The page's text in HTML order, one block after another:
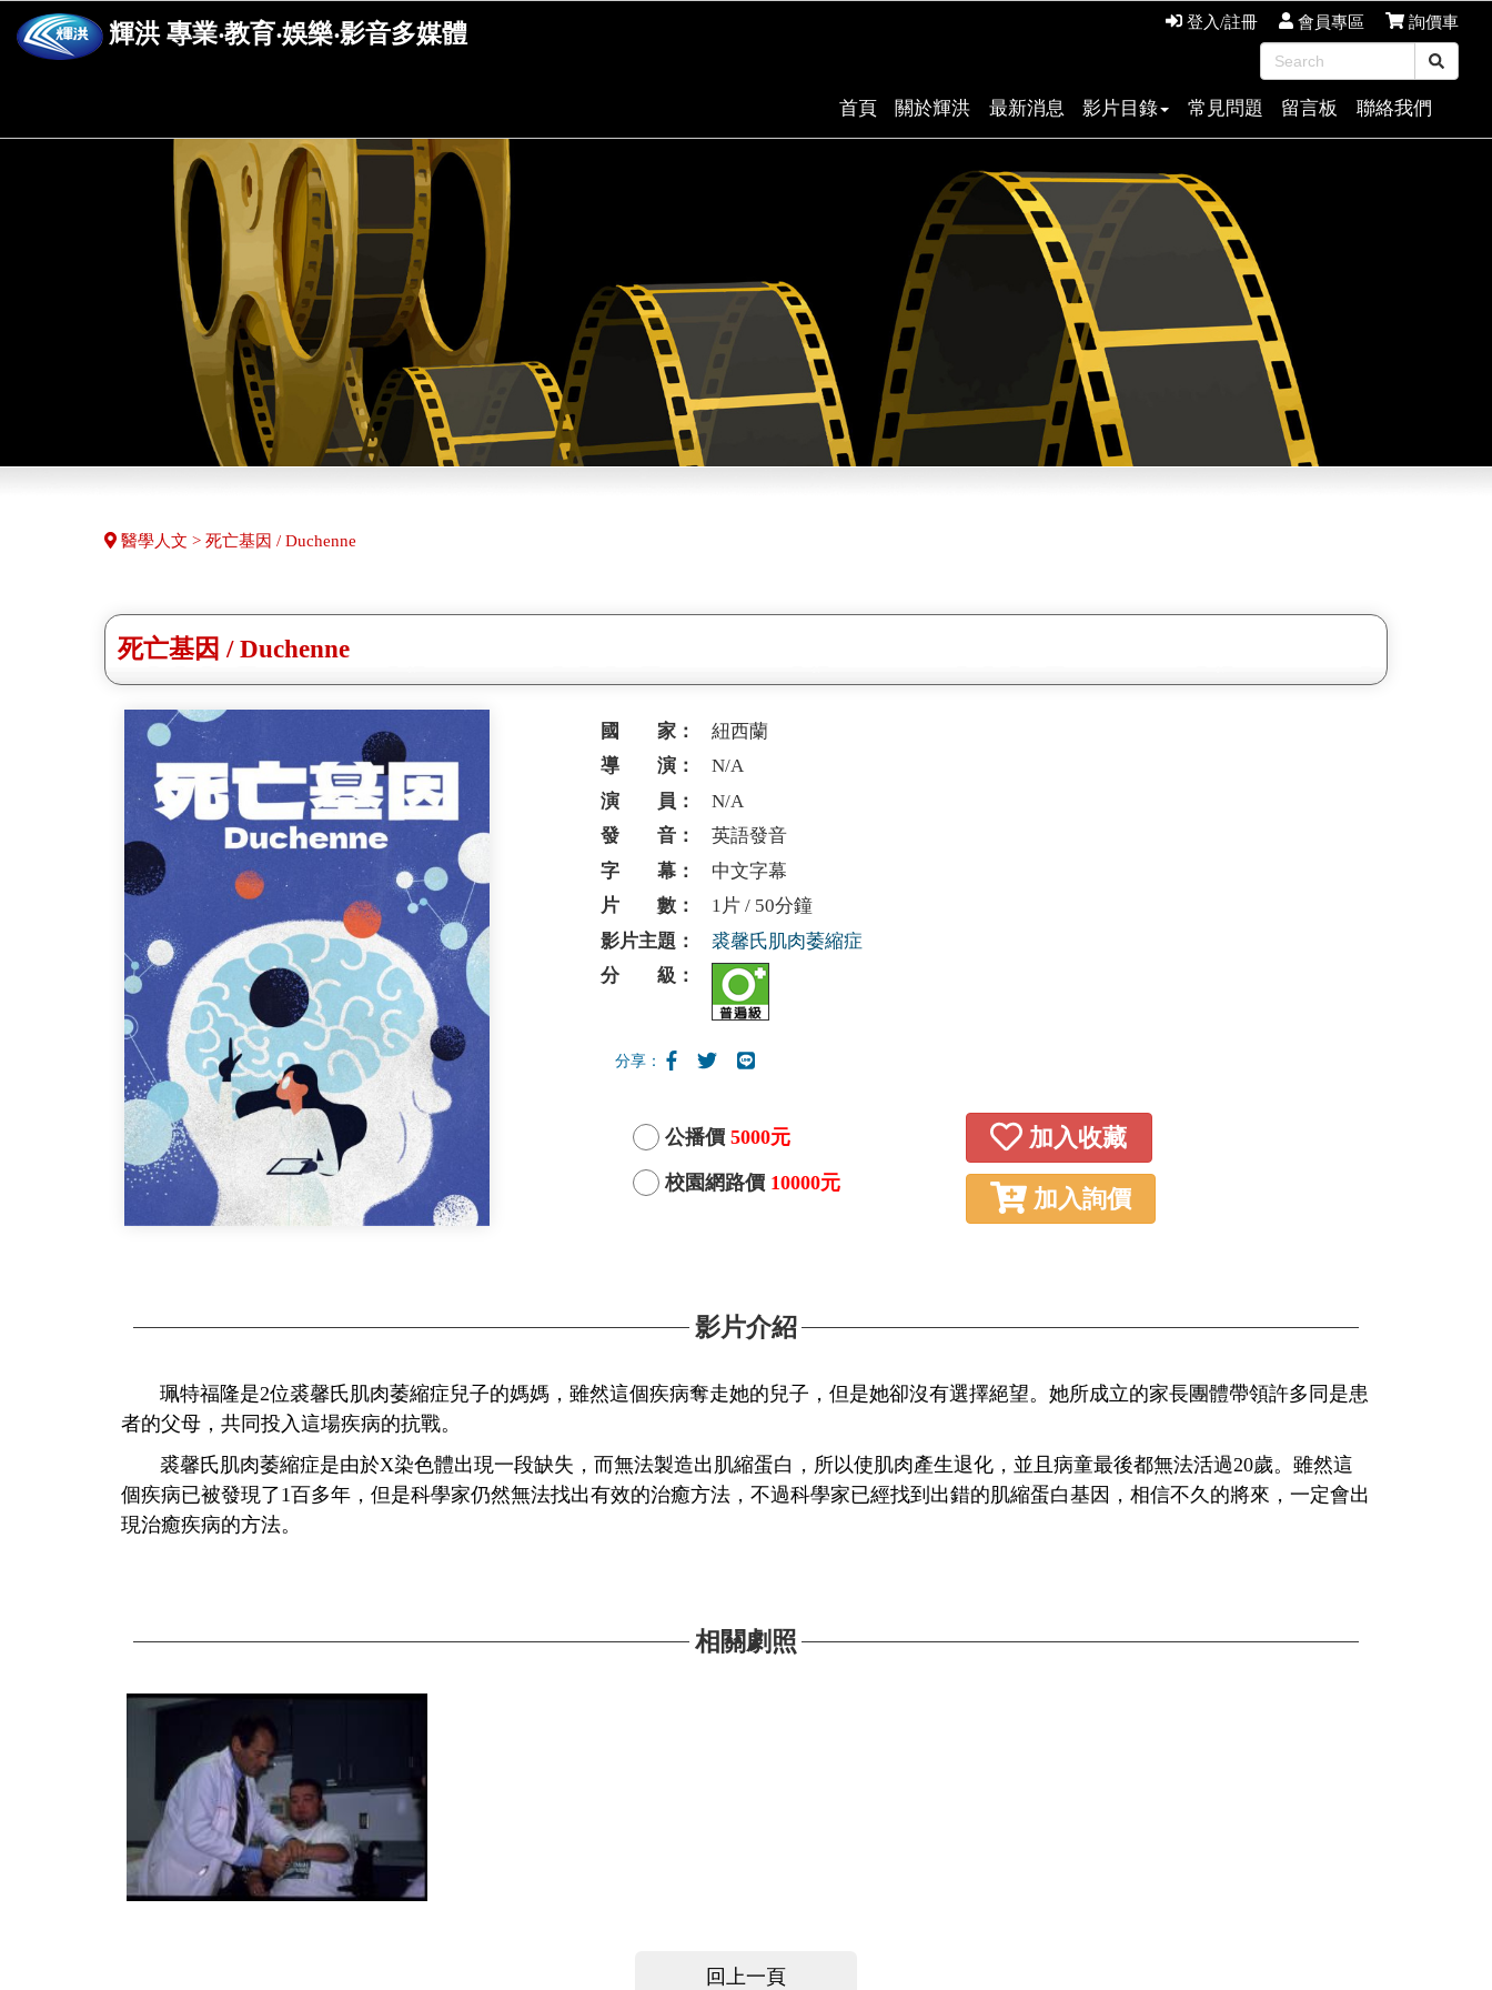
輝洪 專業‧教育‧娛樂‧影音多媒體 登入/註冊 會員專區 詢價車
首頁 關於輝洪 最新消息 影片目錄 常見問題 留言板 聯絡我們
醫學人文 > 死亡基因 / Duchenne
死亡基因 / Duchenne
國 家：
紐西蘭
導 演：
N/A
演 員：
N/A
發 音：
英語發音
字 幕：
中文字幕
片 數：
1片 / 50分鐘
影片主題：
裘馨氏肌肉萎縮症
分 級：
分享：
公播價 5000元
校園網路價 10000元
加入收藏
加入詢價
影片介紹
珮特福隆是2位裘馨氏肌肉萎縮症兒子的媽媽，雖然這個疾病奪走她的兒子，但是她卻沒有選擇絕望。她所成立的家長團體帶領許多同是患
者的父母，共同投入這場疾病的抗戰。
裘馨氏肌肉萎縮症是由於X染色體出現一段缺失，而無法製造出肌縮蛋白，所以使肌肉產生退化，並且病童最後都無法活過20歲。雖然這
個疾病已被發現了1百多年，但是科學家仍然無法找出有效的治癒方法，不過科學家已經找到出錯的肌縮蛋白基因，相信不久的將來，一定會出
現治癒疾病的方法。
相關劇照
回上一頁